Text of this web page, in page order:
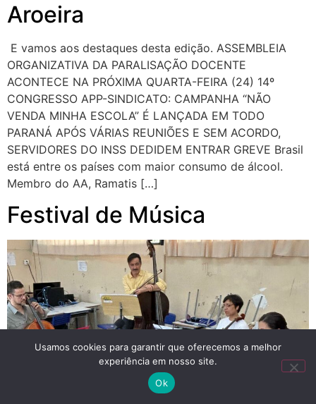
Aroeira
E vamos aos destaques desta edição. ASSEMBLEIA
ORGANIZATIVA DA PARALISAÇÃO DOCENTE
ACONTECE NA PRÓXIMA QUARTA-FEIRA (24) 14º
CONGRESSO APP-SINDICATO: CAMPANHA “NÃO
VENDA MINHA ESCOLA” É LANÇADA EM TODO
PARANÁ APÓS VÁRIAS REUNIÕES E SEM ACORDO,
SERVIDORES DO INSS DEDIDEM ENTRAR GREVE Brasil
está entre os países com maior consumo de álcool.
Membro do AA, Ramatis […]
Festival de Música
Usamos cookies para garantir que oferecemos a melhor
experiência em nosso site.
Ok